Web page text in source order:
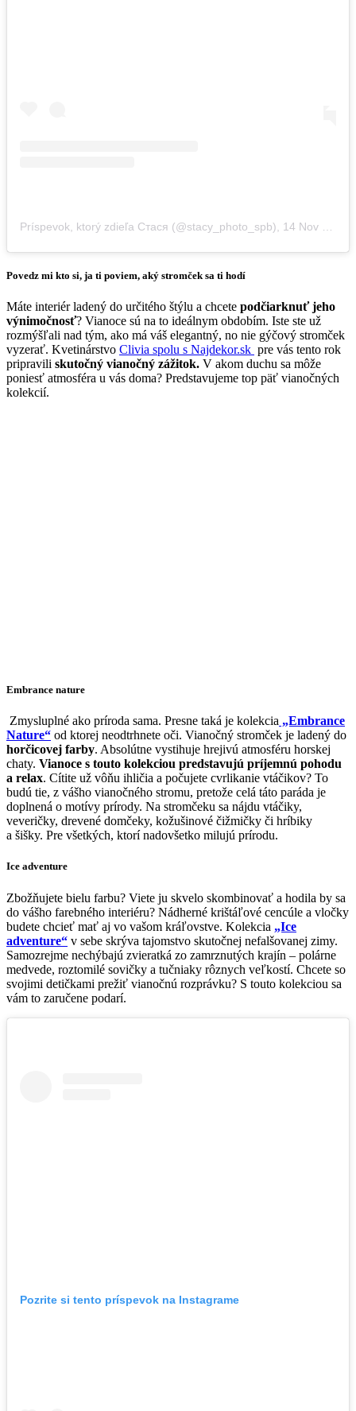
Príspevok, ktorý zdieľa Стася (@stacy_photo_spb) 14 Nov 2019 o 7:54 PST
Povedz mi kto si, ja ti poviem, aký stromček sa ti hodí
Máte interiér ladený do určitého štýlu a chcete podčiarknuť jeho
výnimočnosť? Vianoce sú na to ideálnym obdobím. Iste ste už
rozmýšľali nad tým, ako má váš elegantný, no nie gýčový stromček
vyzerať. Kvetinárstvo Clivia spolu s Najdekor.sk pre vás tento rok
pripravili skutočný vianočný zážitok. V akom duchu sa môže
poniesť atmosféra u vás doma? Predstavujeme top päť vianočných
kolekcií.
Embrance nature
Zmysluplné ako príroda sama. Presne taká je kolekcia „Embrance
Nature“ od ktorej neodtrhnete oči. Vianočný stromček je ladený do
horčicovej farby. Absolútne vystihuje hrejivú atmosféru horskej
chaty. Vianoce s touto kolekciou predstavujú príjemnú pohodu
a relax. Cítite už vôňu ihličia a počujete cvrlikanie vtáčikov? To
budú tie, z vášho vianočného stromu, pretože celá táto paráda je
doplnená o motívy prírody. Na stromčeku sa nájdu vtáčiky,
veveričky, drevené domčeky, kožušinové čižmičky či hríbiky
a šišky. Pre všetkých, ktorí nadovšetko milujú prírodu.
Ice adventure
Zbožňujete bielu farbu? Viete ju skvelo skombinovať a hodila by sa
do vášho farebného interiéru? Nádherné krištáľové cencúle a vločky
budete chcieť mať aj vo vašom kráľovstve. Kolekcia „Ice
adventure“ v sebe skrýva tajomstvo skutočnej nefalšovanej zimy.
Samozrejme nechýbajú zvieratká zo zamrznutých krajín – polárne
medvede, roztomilé sovičky a tučniaky rôznych veľkostí. Chcete so
svojimi detičkami prežiť vianočnú rozprávku? S touto kolekciou sa
vám to zaručene podarí.
Pozrite si tento príspevok na Instagrame